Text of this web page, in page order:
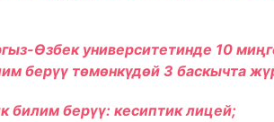
Өзбек университетинде 10
берүү төмөнкүдөй 3 баскычта
билим берүү: кесиптик лицей;